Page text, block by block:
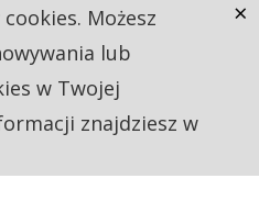
Możesz
lub
w Twojej
znajdziesz w
×